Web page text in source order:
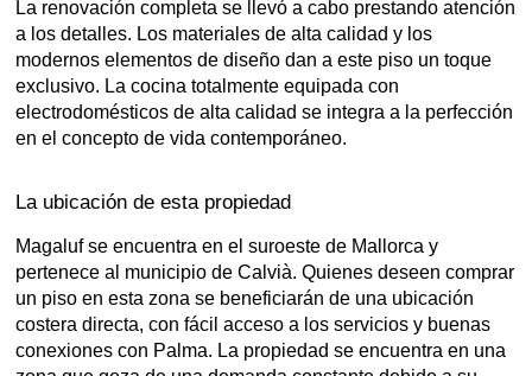
La renovación completa se llevó a cabo prestando atención
a los detalles. Los materiales de alta calidad y los
modernos elementos de diseño dan a este piso un toque
exclusivo. La cocina totalmente equipada con
electrodomésticos de alta calidad se integra a la perfección
en el concepto de vida contemporáneo.
La ubicación de esta propiedad
Magaluf se encuentra en el suroeste de Mallorca y
pertenece al municipio de Calvià. Quienes deseen comprar
un piso en esta zona se beneficiarán de una ubicación
costera directa, con fácil acceso a los servicios y buenas
conexiones con Palma. La propiedad se encuentra en una